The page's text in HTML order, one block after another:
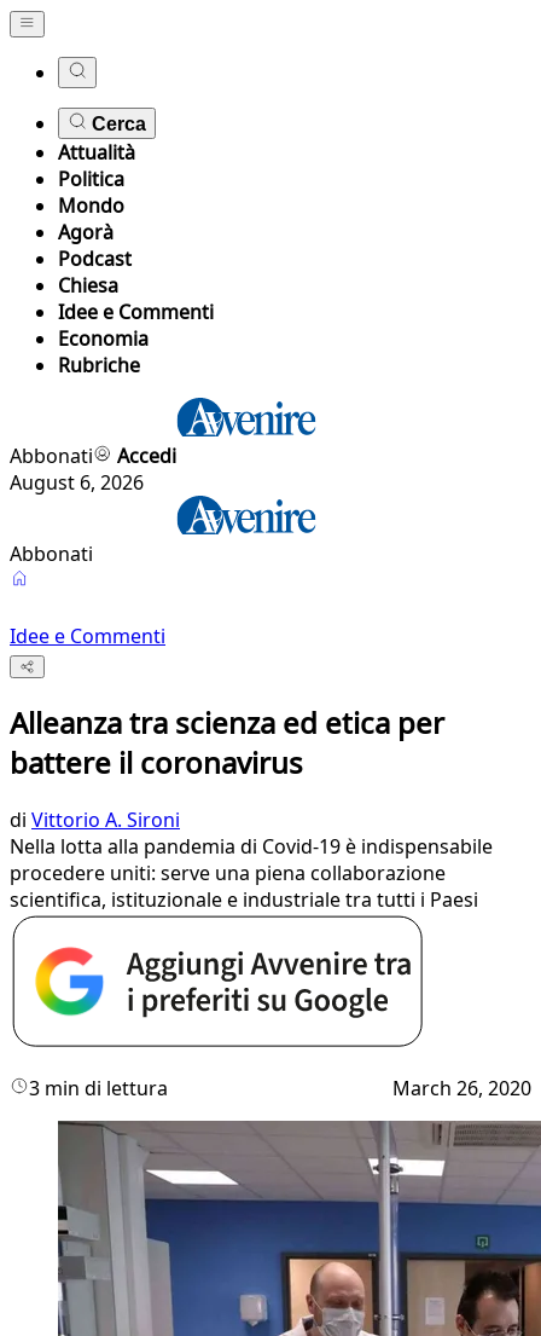
Cerca
Attualità
Politica
Mondo
Agorà
Podcast
Chiesa
Idee e Commenti
Economia
Rubriche
Abbonati
Accedi
August 6, 2026
Abbonati
Idee e Commenti
Alleanza tra scienza ed etica per
battere il coronavirus
di Vittorio A. Sironi
Nella lotta alla pandemia di Covid-19 è indispensabile
procedere uniti: serve una piena collaborazione
scientifica, istituzionale e industriale tra tutti i Paesi
3 min di lettura March 26, 2020